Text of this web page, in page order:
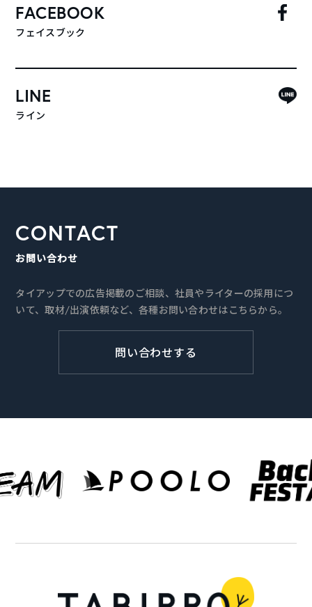
FACEBOOK
フェイスブック
LINE
ライン
CONTACT
お問い合わせ
タイアップでの広告掲載のご相談、社員やライターの採用につ
いて、取材/出演依頼など、各種お問い合わせはこちらから。
問い合わせする